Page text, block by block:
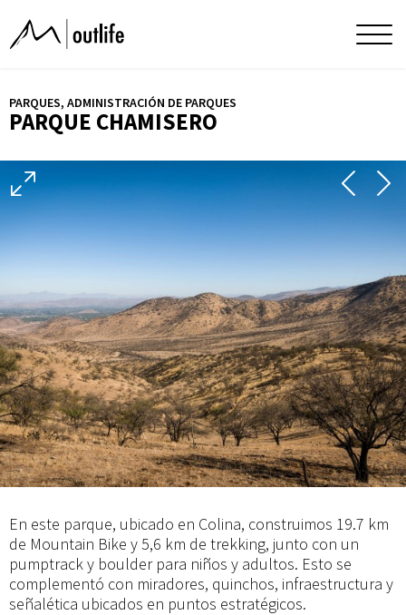
Parque
Chamisero
Menu
PARQUES, ADMINISTRACIÓN DE PARQUES
PARQUE CHAMISERO
En este parque, ubicado en Colina, construimos 19.7 km
de Mountain Bike y 5,6 km de trekking, junto con un
pumptrack y boulder para niños y adultos. Esto se
complementó con miradores, quinchos, infraestructura y
señalética ubicados en puntos estratégicos.